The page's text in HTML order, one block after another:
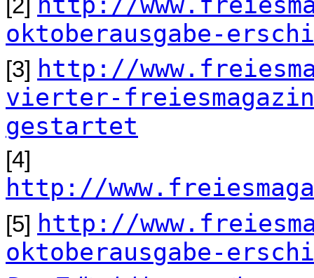
oktoberausgabe-
[3] http://
vierter-
gestartet
[4]
http://
[5] http://
oktoberausgabe-